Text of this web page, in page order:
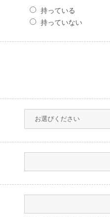
持っている
持っていない